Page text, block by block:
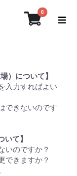
0
）について】
入力すればよい
できないのです
て】
いのですか？
できますか？